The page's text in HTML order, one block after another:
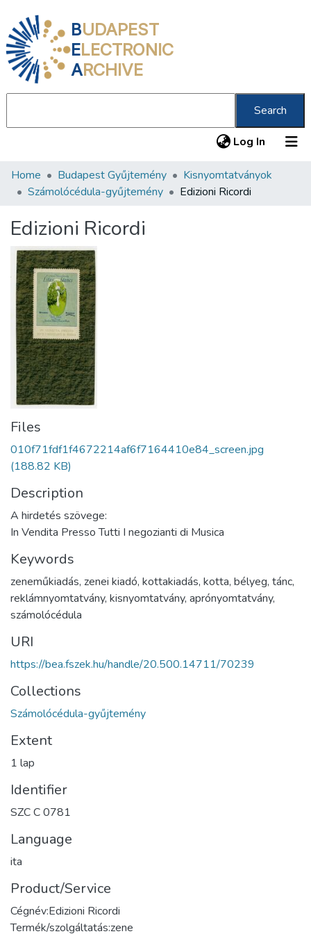
BUDAPEST
ELECTRONIC
ARCHIVE
Search
Log In (current)
Communities & Collections
Statistics
About us
Home Budapest Gyűjtemény
Kisnyomtatványok
Számolócédula-gyűjtemény
Edizioni Ricordi
Edizioni Ricordi
Files
010f71fdf1f4672214af6f7164410e84_screen.jpg
(188.82 KB)
Description
A hirdetés szövege:
In Vendita Presso Tutti I negozianti di Musica
Keywords
zeneműkiadás, zenei kiadó, kottakiadás, kotta, bélyeg, tánc,
reklámnyomtatvány, kisnyomtatvány, aprónyomtatvány,
számolócédula
URI
https://bea.fszek.hu/handle/20.500.14711/70239
Collections
Számolócédula-gyűjtemény
Extent
1 lap
Identifier
SZC C 0781
Language
ita
Product/Service
Cégnév:Edizioni Ricordi
Termék/szolgáltatás:zene